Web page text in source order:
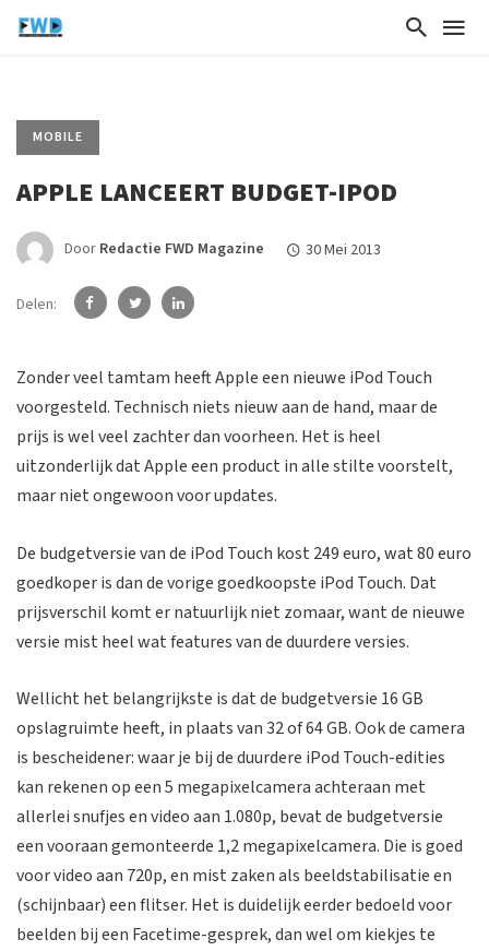
MOBILE
APPLE LANCEERT BUDGET-IPOD
Door Redactie FWD Magazine 30 Mei 2013
Delen:
Zonder veel tamtam heeft Apple een nieuwe iPod Touch
voorgesteld. Technisch niets nieuw aan de hand, maar de
prijs is wel veel zachter dan voorheen. Het is heel
uitzonderlijk dat Apple een product in alle stilte voorstelt,
maar niet ongewoon voor updates.
De budgetversie van de iPod Touch kost 249 euro, wat 80 euro
goedkoper is dan de vorige goedkoopste iPod Touch. Dat
prijsverschil komt er natuurlijk niet zomaar, want de nieuwe
versie mist heel wat features van de duurdere versies.
Wellicht het belangrijkste is dat de budgetversie 16 GB
opslagruimte heeft, in plaats van 32 of 64 GB. Ook de camera
is bescheidener: waar je bij de duurdere iPod Touch-edities
kan rekenen op een 5 megapixelcamera achteraan met
allerlei snufjes en video aan 1.080p, bevat de budgetversie
een vooraan gemonteerde 1,2 megapixelcamera. Die is goed
voor video aan 720p, en mist zaken als beeldstabilisatie en
(schijnbaar) een flitser. Het is duidelijk eerder bedoeld voor
beelden bij een Facetime-gesprek, dan wel om kiekjes te